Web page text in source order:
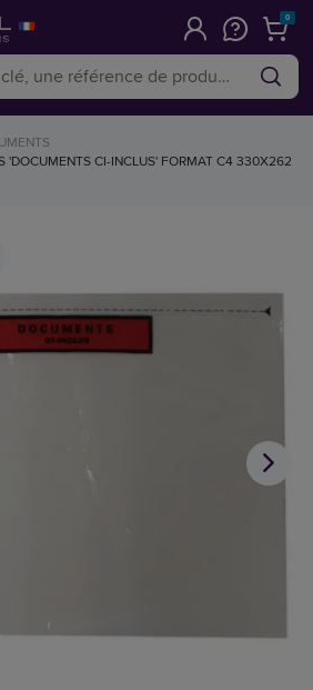
0
'DOCUMENTS CI-INCLUS' FORMAT C4 330X262